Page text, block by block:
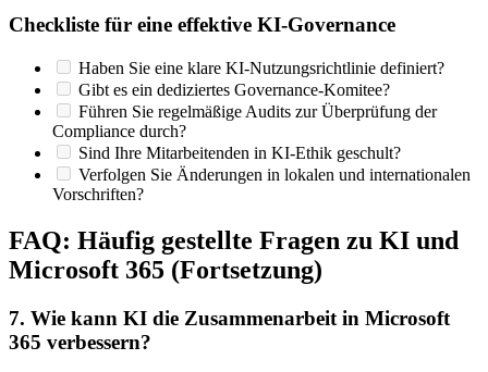
Checkliste für eine effektive KI-Governance
Haben Sie eine klare KI-Nutzungsrichtlinie definiert?
Gibt es ein dediziertes Governance-Komitee?
Führen Sie regelmäßige Audits zur Überprüfung der
Compliance durch?
Sind Ihre Mitarbeitenden in KI-Ethik geschult?
Verfolgen Sie Änderungen in lokalen und internationalen
Vorschriften?
FAQ: Häufig gestellte Fragen zu KI und
Microsoft 365 (Fortsetzung)
7. Wie kann KI die Zusammenarbeit in Microsoft
365 verbessern?